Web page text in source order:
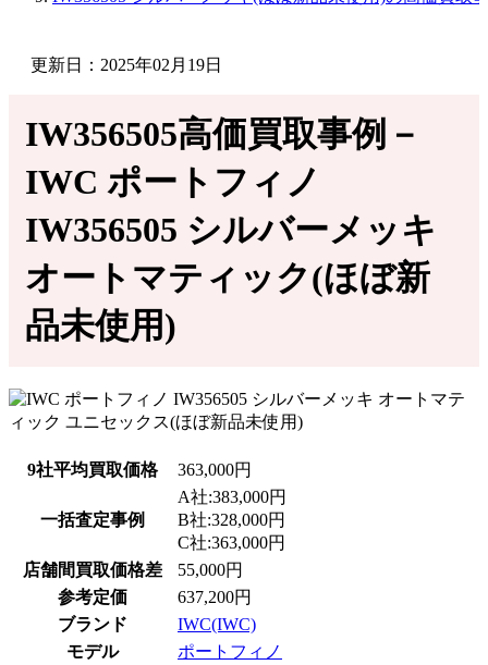
更新日：2025年02月19日
IW356505高価買取事例－
IWC ポートフィノ
IW356505 シルバーメッキ
オートマティック(ほぼ新
品未使用)
9社平均買取価格 363,000円
一括査定事例
A社:383,000円
B社:328,000円
C社:363,000円
店舗間買取価格差
55,000円
参考定価
637,200円
ブランド
IWC(IWC)
モデル
ポートフィノ